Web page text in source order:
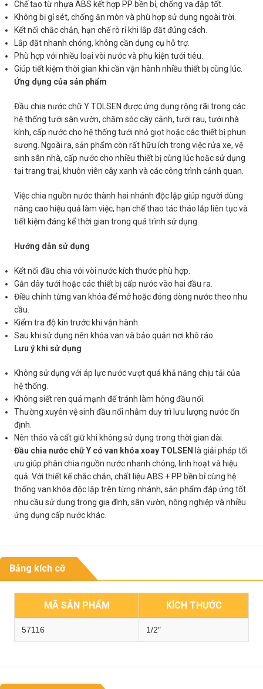
Chế tạo từ nhựa ABS kết hợp PP bền bỉ, chống va đập tốt.
Không bị gỉ sét, chống ăn mòn và phù hợp sử dụng ngoài trời.
Kết nối chắc chắn, hạn chế rò rỉ khi lắp đặt đúng cách.
Lắp đặt nhanh chóng, không cần dụng cụ hỗ trợ.
Phù hợp với nhiều loại vòi nước và phụ kiện tưới tiêu.
Giúp tiết kiệm thời gian khi cần vận hành nhiều thiết bị cùng lúc.
Ứng dụng của sản phẩm
Đầu chia nước chữ Y TOLSEN được ứng dụng rộng rãi trong các
hệ thống tưới sân vườn, chăm sóc cây cảnh, tưới rau, tưới nhà
kính, cấp nước cho hệ thống tưới nhỏ giọt hoặc các thiết bị phun
sương. Ngoài ra, sản phẩm còn rất hữu ích trong việc rửa xe, vệ
sinh sân nhà, cấp nước cho nhiều thiết bị cùng lúc hoặc sử dụng
tại trang trại, khuôn viên cây xanh và các công trình cảnh quan.
Việc chia nguồn nước thành hai nhánh độc lập giúp người dùng
nâng cao hiệu quả làm việc, hạn chế thao tác tháo lắp liên tục và
tiết kiệm đáng kể thời gian trong quá trình sử dụng.
Hướng dẫn sử dụng
Kết nối đầu chia với vòi nước kích thước phù hợp.
Gắn dây tưới hoặc các thiết bị cấp nước vào hai đầu ra.
Điều chỉnh từng van khóa để mở hoặc đóng dòng nước theo nhu
cầu.
Kiểm tra độ kín trước khi vận hành.
Sau khi sử dụng nên khóa van và bảo quản nơi khô ráo.
Lưu ý khi sử dụng
Không sử dụng với áp lực nước vượt quá khả năng chịu tải của
hệ thống.
Không siết ren quá mạnh để tránh làm hỏng đầu nối.
Thường xuyên vệ sinh đầu nối nhằm duy trì lưu lượng nước ổn
định.
Nên tháo và cất giữ khi không sử dụng trong thời gian dài.
Đầu chia nước chữ Y có van khóa xoay TOLSEN là giải pháp tối
ưu giúp phân chia nguồn nước nhanh chóng, linh hoạt và hiệu
quả. Với thiết kế chắc chắn, chất liệu ABS + PP bền bỉ cùng hệ
thống van khóa độc lập trên từng nhánh, sản phẩm đáp ứng tốt
nhu cầu sử dụng trong gia đình, sân vườn, nông nghiệp và nhiều
ứng dụng cấp nước khác.
Bảng kích cỡ
MÃ SẢN PHẨM KÍCH THƯỚC
57116 1/2″